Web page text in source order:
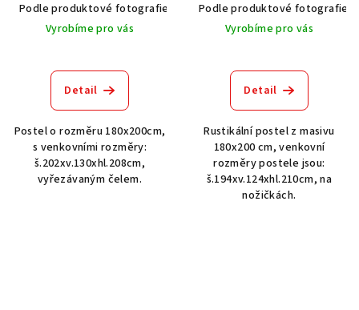
Podle produktové fotografie
Akát vintage BT1551
Dub světlý
Vyrobíme pro vás
Detail
Postel o rozměru 180x200cm,
s venkovními rozměry:
š.202xv.130xhl.208cm,
vyřezávaným čelem.
Podle produktové fotografie
Vyrobíme pro vás
Detail
Rustikální postel z masivu
180x200 cm, venkovní
rozměry postele jsou:
š.194xv.124xhl.210cm, na
nožičkách.